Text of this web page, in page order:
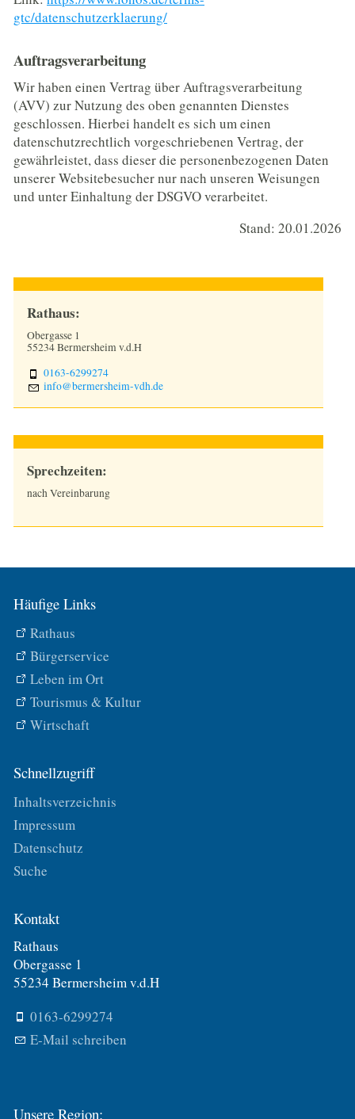
gtc/datenschutzerklaerung/
Auftragsverarbeitung
Wir haben einen Vertrag über Auftragsverarbeitung
(AVV) zur Nutzung des oben genannten Dienstes
geschlossen. Hierbei handelt es sich um einen
datenschutzrechtlich vorgeschriebenen Vertrag, der
gewährleistet, dass dieser die personenbezogenen Daten
unserer Websitebesucher nur nach unseren Weisungen
und unter Einhaltung der DSGVO verarbeitet.
Stand: 20.01.2026
Rathaus:
Obergasse 1
55234 Bermersheim v.d.H
0163-6299274
nf
b rm rsh m-vdhd
Sprechzeiten:
nach Vereinbarung
Häufige Links
Rathaus
Bürgerservice
Leben im Ort
Tourismus & Kultur
Wirtschaft
Schnellzugriff
Inhaltsverzeichnis
Impressum
Datenschutz
Suche
Kontakt
Rathaus
Obergasse 1
55234 Bermersheim v.d.H
0163-6299274
E-Mail schreiben
Unsere Region: